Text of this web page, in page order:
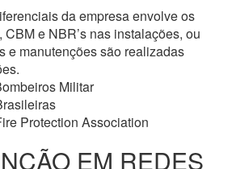
da empresa envolve os
e NBR’s nas instalações, ou
e manutenções são realizadas
Militar
Protection Association
EM REDES